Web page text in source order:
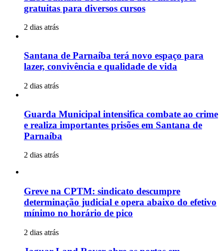
gratuitas para diversos cursos
2 dias atrás
Santana de Parnaíba terá novo espaço para
lazer, convivência e qualidade de vida
2 dias atrás
Guarda Municipal intensifica combate ao crime
e realiza importantes prisões em Santana de
Parnaíba
2 dias atrás
Greve na CPTM: sindicato descumpre
determinação judicial e opera abaixo do efetivo
mínimo no horário de pico
2 dias atrás